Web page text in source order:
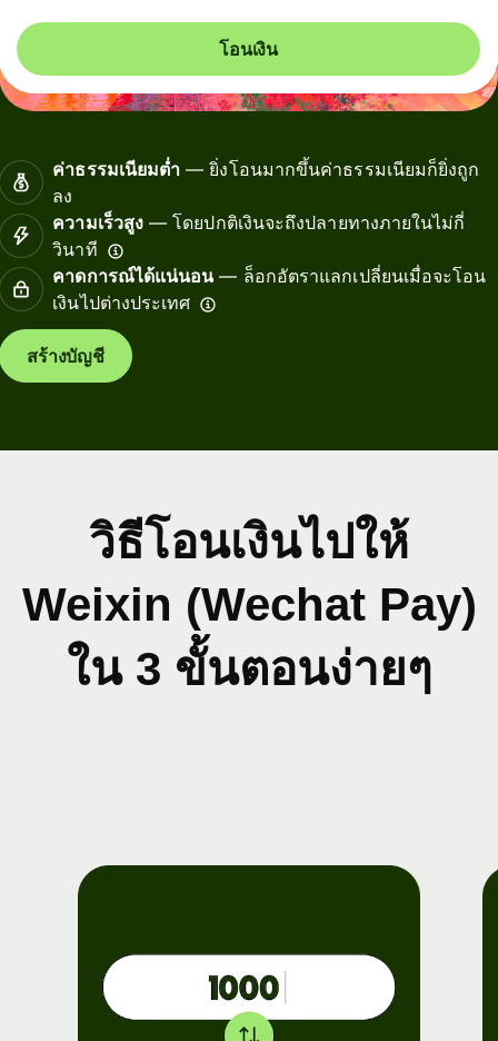
โอนเงิน
ค่าธรรมเนียมต่ำ — ยิ่งโอนมากขึ้นค่าธรรมเนียมก็ยิ่งถูก
ลง
ความเร็วสูง — โดยปกติเงินจะถึงปลายทางภายในไม่กี่
วินาที
คาดการณ์ได้แน่นอน— ล็อกอัตราแลกเปลี่ยนเมื่อจะโอน
เงินไปต่างประเทศ
สร้างบัญชี
วิธีโอนเงินไปให้
Weixin (Wechat Pay)
ใน 3 ขั้นตอนง่ายๆ